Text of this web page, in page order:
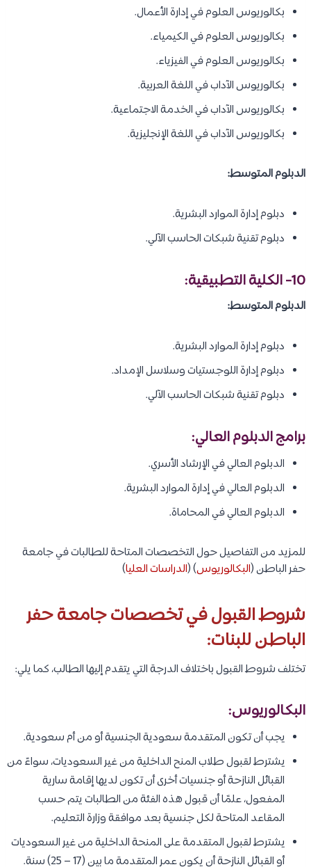
بكالوريوس العلوم في إدارة الأعمال.
بكالوريوس العلوم في الكيمياء.
بكالوريوس العلوم في الفيزياء.
بكالوريوس الآداب في اللغة العربية.
بكالوريوس الآداب في الخدمة الاجتماعية.
بكالوريوس الآداب في اللغة الإنجليزية.
الدبلوم المتوسط:
دبلوم إدارة الموارد البشرية.
دبلوم تقنية شبكات الحاسب الآلي.
10- الكلية التطبيقية:
الدبلوم المتوسط:
دبلوم إدارة الموارد البشرية.
دبلوم إدارة اللوجستيات وسلاسل الإمداد.
دبلوم تقنية شبكات الحاسب الآلي.
برامج الدبلوم العالي:
الدبلوم العالي في الإرشاد الأسري.
الدبلوم العالي في إدارة الموارد البشرية.
الدبلوم العالي في المحاماة.
للمزيد من التفاصيل حول التخصصات المتاحة للطالبات في جامعة
حفر الباطن (البكالوريوس) (الدراسات العليا)
شروط القبول في تخصصات جامعة حفر
الباطن للبنات:
تختلف شروط القبول باختلاف الدرجة التي يتقدم إليها الطالب، كما يلي:
البكالوريوس:
يجب أن تكون المتقدمة سعودية الجنسية أو من أم سعودية.
يشترط لقبول طلاب المنح الداخلية من غير السعوديات، سواءً من
القبائل النازحة أو جنسيات أخرى أن تكون لديها إقامة سارية
المفعول، علمًا أن قبول هذه الفئة من الطالبات يتم حسب
المقاعد المتاحة لكل جنسية بعد موافقة وزارة التعليم.
يشترط لقبول المتقدمة على المنحة الداخلية من غير السعوديات
أو القبائل النازحة أن يكون عمر المتقدمة ما بين (17 – 25) سنة.